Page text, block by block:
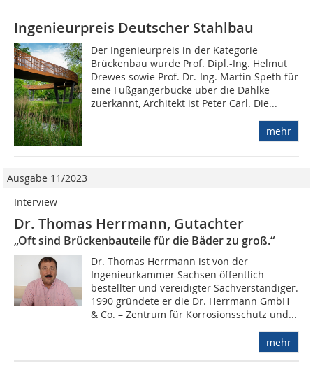
Ingenieurpreis Deutscher Stahlbau
Der Ingenieurpreis in der Kategorie
Brückenbau wurde Prof. Dipl.-Ing. Helmut
Drewes sowie Prof. Dr.-Ing. Martin Speth für
eine Fußgängerbücke über die Dahlke
zuerkannt, Architekt ist Peter Carl. Die...
mehr
Ausgabe 11/2023
Interview
Dr. Thomas Herrmann, Gutachter
„Oft sind Brückenbauteile für die Bäder zu groß.“
Dr. Thomas Herrmann ist von der
Ingenieurkammer Sachsen öffentlich
bestellter und vereidigter Sachverständiger.
1990 gründete er die Dr. Herrmann GmbH
& Co. – Zentrum für Korrosionsschutz und...
mehr